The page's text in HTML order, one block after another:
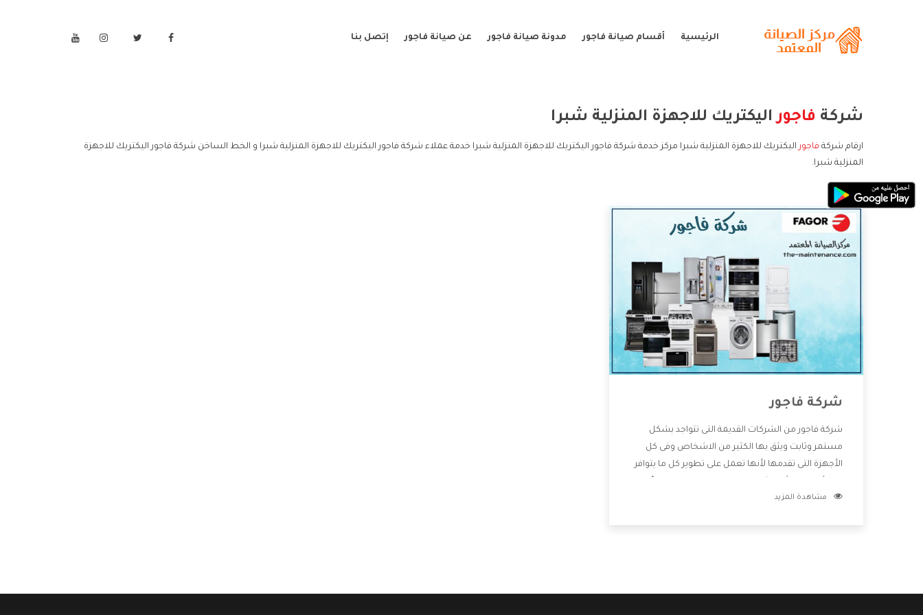
الرئيسية أقسام صيانة فاجور مدونة صيانة فاجور عن صيانة فاجور إتصل بنا
شركة فاجوراليكتريك للاجهزة المنزلية شبرا
ارقام شركة فاجور اليكتريك للاجهزة المنزلية شبرا مركز خدمة شركة فاجور اليكتريك للاجهزة المنزلية شبرا خدمة عملاء شركة فاجور اليكتريك للاجهزة المنزلية شبرا و الخط الساخن شركة فاجور اليكتريك للاجهزة
المنزلية شبرا.
شركة فاجور
شركة فاجور من الشركات القديمة التى تتواجد بشكل
مستمر وثابت ويثق بها الكثير من الاشخاص وفى كل
الأجهزة التى تقدمها لأنها تعمل على تطوير كل ما يتوافر
خدمات ما بعد البيع مع المنتجات وتقدم للعملاء أقوى
مشاهدة المزيد